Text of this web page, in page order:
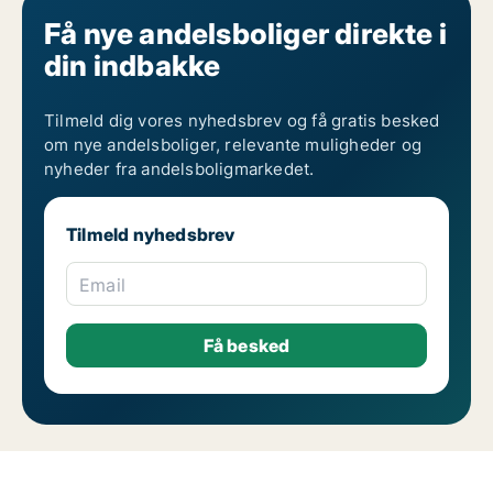
Få nye andelsboliger direkte i
din indbakke
Tilmeld dig vores nyhedsbrev og få gratis besked
om nye andelsboliger, relevante muligheder og
nyheder fra andelsboligmarkedet.
Tilmeld nyhedsbrev
Email